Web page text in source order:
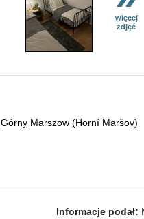
więcej
zdjęć
Górny Marszow (Horní Maršov)
Informacje podał: